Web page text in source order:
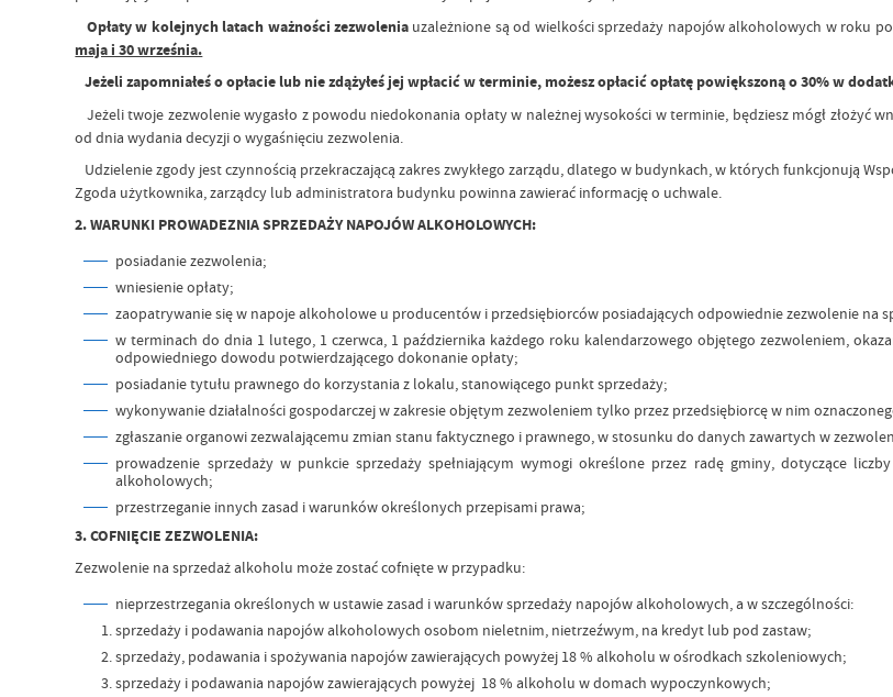
Opłaty w kolejnych latach ważności zezwolenia uzależnione są od wielkości sprzedaży napojów alkoholowych w roku
maja i 30 września.
Jeżeli zapomniałeś o opłacie lub nie zdążyłeś jej wpłacić w terminie, możesz opłacić opłatę powiększoną o 30% w
Jeżeli twoje zezwolenie wygasło z powodu niedokonania opłaty w należnej wysokości w terminie, będziesz mógł złożyć
od dnia wydania decyzji o wygaśnięciu zezwolenia.
Udzielenie zgody jest czynnością przekraczającą zakres zwykłego zarządu, dlatego w budynkach, w których funkcjonują
Zgoda użytkownika, zarządcy lub administratora budynku powinna zawierać informację o uchwale.
2. WARUNKI PROWADEZNIA SPRZEDAŻY NAPOJÓW ALKOHOLOWYCH:
posiadanie zezwolenia;
wniesienie opłaty;
zaopatrywanie się w napoje alkoholowe u producentów i przedsiębiorców posiadających odpowiednie zezwolenie na
w terminach do dnia 1 lutego, 1 czerwca, 1 października każdego roku kalendarzowego objętego zezwoleniem,
odpowiedniego dowodu potwierdzającego dokonanie opłaty;
posiadanie tytułu prawnego do korzystania z lokalu, stanowiącego punkt sprzedaży;
wykonywanie działalności gospodarczej w zakresie objętym zezwoleniem tylko przez przedsiębiorcę w nim
zgłaszanie organowi zezwalającemu zmian stanu faktycznego i prawnego, w stosunku do danych zawartych w
prowadzenie sprzedaży w punkcie sprzedaży spełniającym wymogi określone przez radę gminy, dotyczące
alkoholowych;
przestrzeganie innych zasad i warunków określonych przepisami prawa;
3. COFNIĘCIE ZEZWOLENIA:
Zezwolenie na sprzedaż alkoholu może zostać cofnięte w przypadku:
nieprzestrzegania określonych w ustawie zasad i warunków sprzedaży napojów alkoholowych, a w szczególności:
sprzedaży i podawania napojów alkoholowych osobom nieletnim, nietrzeźwym, na kredyt lub pod zastaw;
sprzedaży, podawania i spożywania napojów zawierających powyżej 18 % alkoholu w ośrodkach szkoleniowych;
sprzedaży i podawania napojów zawierających powyżej 18 % alkoholu w domach wypoczynkowych;